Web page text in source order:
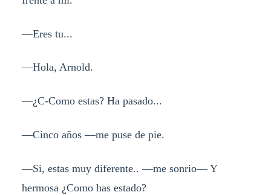
—Eres tu...
—Hola, Arnold.
—¿C-Como estas? Ha pasado...
—Cinco años —me puse de pie.
—Si, estas muy diferente.. —me sonrio— Y
hermosa ¿Como has estado?